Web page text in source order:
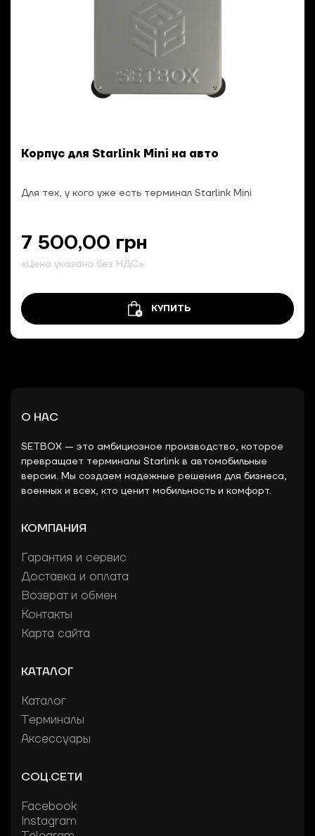
Корпус для Starlink Mini на авто
Для тех, у кого уже есть терминал Starlink Mini
7 500,00 грн
«Цена указана без НДС»
КУПИТЬ
О НАС
SETBOX — это амбициозное производство, которое
превращает терминалы Starlink в автомобильные
версии. Мы создаем надежные решения для бизнеса,
военных и всех, кто ценит мобильность и комфорт.
КОМПАНИЯ
Гарантия и сервис
Доставка и оплата
Возврат и обмен
Контакты
Карта сайта
КАТАЛОГ
Каталог
Терминалы
Аксессуары
СОЦ.СЕТИ
Facebook
Instagram